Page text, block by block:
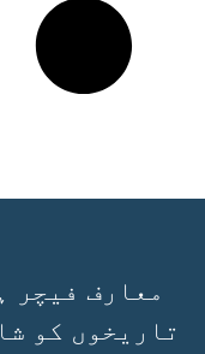
معارف فیچر
تاریخوں کو